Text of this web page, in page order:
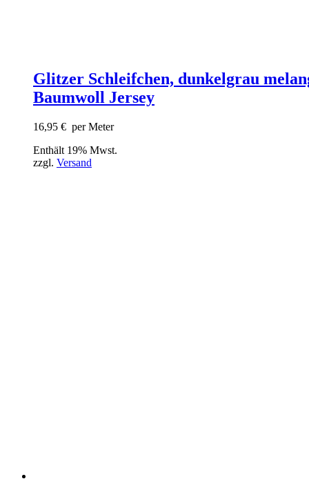
Glitzer Schleifchen, dunkelgrau
Baumwoll Jersey
16,95 € per Meter
Enthält 19% Mwst.
zzgl. Versand